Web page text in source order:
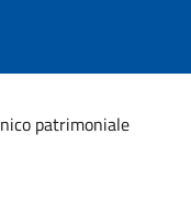
patrimoniale